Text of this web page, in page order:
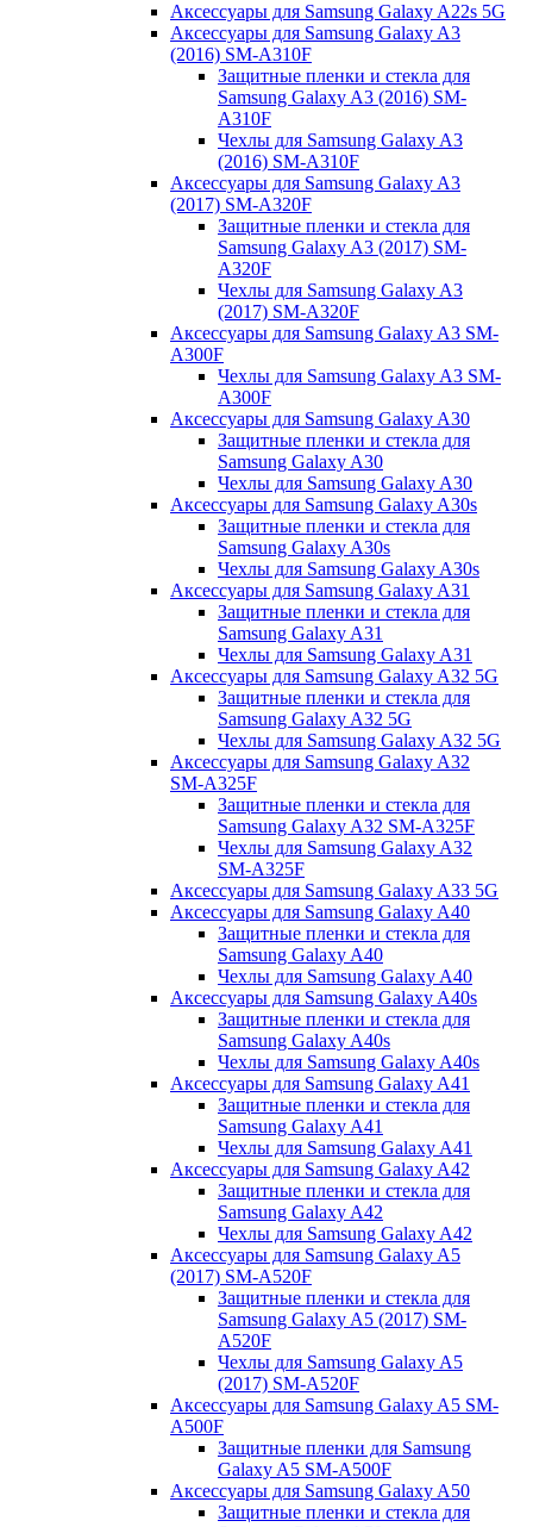
Аксессуары для Samsung Galaxy A22s 5G
Аксессуары для Samsung Galaxy A3
(2016) SM-A310F
Защитные пленки и стекла для
Samsung Galaxy A3 (2016) SM-
A310F
Чехлы для Samsung Galaxy A3
(2016) SM-A310F
Аксессуары для Samsung Galaxy A3
(2017) SM-A320F
Защитные пленки и стекла для
Samsung Galaxy A3 (2017) SM-
A320F
Чехлы для Samsung Galaxy A3
(2017) SM-A320F
Аксессуары для Samsung Galaxy A3 SM-
A300F
Чехлы для Samsung Galaxy A3 SM-
A300F
Аксессуары для Samsung Galaxy A30
Защитные пленки и стекла для
Samsung Galaxy A30
Чехлы для Samsung Galaxy A30
Аксессуары для Samsung Galaxy A30s
Защитные пленки и стекла для
Samsung Galaxy A30s
Чехлы для Samsung Galaxy A30s
Аксессуары для Samsung Galaxy A31
Защитные пленки и стекла для
Samsung Galaxy A31
Чехлы для Samsung Galaxy A31
Аксессуары для Samsung Galaxy A32 5G
Защитные пленки и стекла для
Samsung Galaxy A32 5G
Чехлы для Samsung Galaxy A32 5G
Аксессуары для Samsung Galaxy A32
SM-A325F
Защитные пленки и стекла для
Samsung Galaxy A32 SM-A325F
Чехлы для Samsung Galaxy A32
SM-A325F
Аксессуары для Samsung Galaxy A33 5G
Аксессуары для Samsung Galaxy A40
Защитные пленки и стекла для
Samsung Galaxy A40
Чехлы для Samsung Galaxy A40
Аксессуары для Samsung Galaxy A40s
Защитные пленки и стекла для
Samsung Galaxy A40s
Чехлы для Samsung Galaxy A40s
Аксессуары для Samsung Galaxy A41
Защитные пленки и стекла для
Samsung Galaxy A41
Чехлы для Samsung Galaxy A41
Аксессуары для Samsung Galaxy A42
Защитные пленки и стекла для
Samsung Galaxy A42
Чехлы для Samsung Galaxy A42
Аксессуары для Samsung Galaxy A5
(2017) SM-A520F
Защитные пленки и стекла для
Samsung Galaxy A5 (2017) SM-
A520F
Чехлы для Samsung Galaxy A5
(2017) SM-A520F
Аксессуары для Samsung Galaxy A5 SM-
A500F
Защитные пленки для Samsung
Galaxy A5 SM-A500F
Аксессуары для Samsung Galaxy A50
Защитные пленки и стекла для